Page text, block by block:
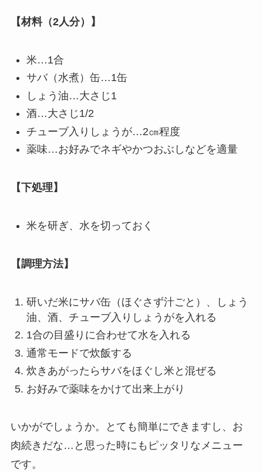
【材料（2人分）】
米…1合
サバ（水煮）缶…1缶
しょう油…大さじ1
酒…大さじ1/2
チューブ入りしょうが…2㎝程度
薬味…お好みでネギやかつおぶしなどを適量
【下処理】
米を研ぎ、水を切っておく
【調理方法】
研いだ米にサバ缶（ほぐさず汁ごと）、しょう
油、酒、チューブ入りしょうがを入れる
1合の目盛りに合わせて水を入れる
通常モードで炊飯する
炊きあがったらサバをほぐし米と混ぜる
お好みで薬味をかけて出来上がり
いかがでしょうか。とても簡単にできますし、お
肉続きだな…と思った時にもピッタリなメニュー
です。